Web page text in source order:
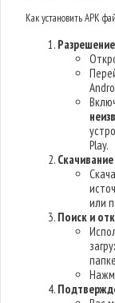
Как установить APK
Play.
или
Поиск и
папке